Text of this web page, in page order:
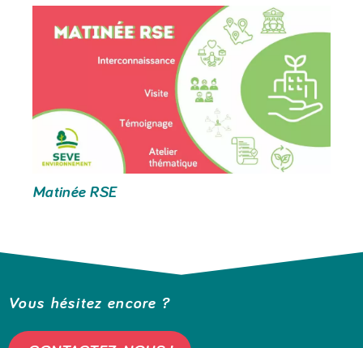
Matinée RSE
Vous hésitez encore ?